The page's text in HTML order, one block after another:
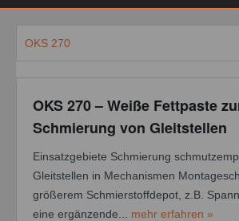
OKS 270
OKS 270 – Weiße Fettpaste
Schmierung von Gleitstellen
Einsatzgebiete Schmierung
Gleitstellen in Mechanismen
größerem Schmierstoffdepot, z.B.
eine ergänzende... mehr erfahren »